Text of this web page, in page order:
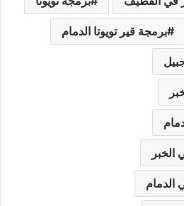
برمجة قير تويوتا الدمام
الخبر
الدمام